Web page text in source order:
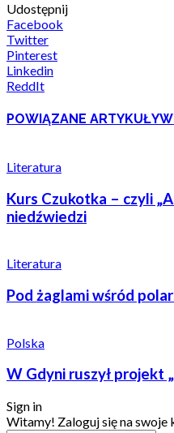
Udostępnij
Facebook
Twitter
Pinterest
Linkedin
ReddIt
POWIĄZANE ARTYKUŁY
Literatura
Kurs Czukotka – czyli
niedźwiedzi
Literatura
Pod żaglami wśród
Polska
W Gdyni ruszył projekt
Sign in
Witamy! Zaloguj się na swoje